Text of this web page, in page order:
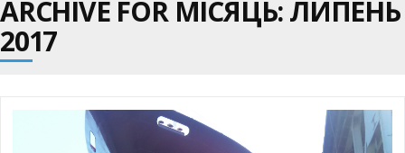
ARCHIVE FOR МІСЯЦЬ: ЛИПЕНЬ
2017